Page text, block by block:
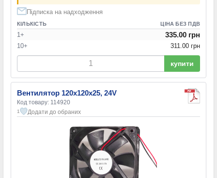
Підписка на надходження
КІЛЬКІСТЬ ЦІНА БЕЗ ПДВ
1+ 335.00 грн
10+ 311.00 грн
купити
Вентилятор 120x120x25, 24V
Код товару: 114920
1 Додати до обраних